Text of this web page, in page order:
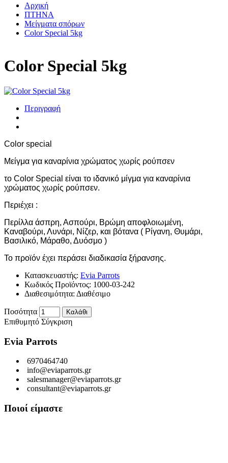
Αρχική
ΠΤΗΝΑ
Μείγματα σπόρων
Color Special 5kg
Color Special 5kg
Περιγραφή
Color special
Mείγμα για καναρίνια χρώματος χωρίς ρούπσεν
το Color Special είναι το ιδανικό μίγμα για καναρίνια
χρώματος χωρίς ρούπσεν.
Περιέχει :
Περίλλα άσπρη, Ασπούρι, Βρώμη αποφλοιωμένη,
Καναβούρι, Λυνάρι, Νίζερ, και βότανα ( Ρίγανη, Θυμάρι,
Βασιλικό, Μάραθο, Δυόσμο )
Το προϊόν έχει περάσει διαδικασία ξήρανσης.
Κατασκευαστής: Evia Parrots
Κωδικός Προϊόντος: 1000-03-242
Διαθεσιμότητα: Διαθέσιμο
Ποσότητα Καλάθι
Επιθυμητό Σύγκριση
Evia Parrots
6970464740
info@eviaparrots.gr
salesmanager@eviaparrots.gr
consultant@eviaparrots.gr
Ποιοί είμαστε